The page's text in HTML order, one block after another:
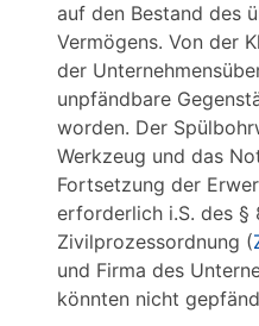
auf den Bestand des
Vermögens. Von der
der
unpfändbare
worden. Der
Werkzeug und das
Fortsetzung der
erforderlich i.S. des §
Zivilprozessordnung (
und Firma des
könnten nicht